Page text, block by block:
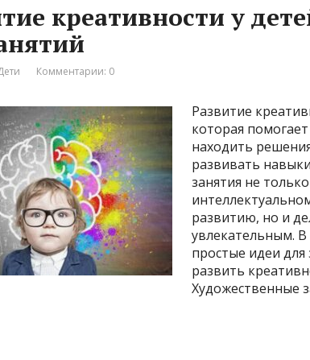
креативности у
Комментарии: 0
Развитие
которая
находить
развивать
занятия не
развитию, но и
увлекательным.
простые идеи
развить
Художественные